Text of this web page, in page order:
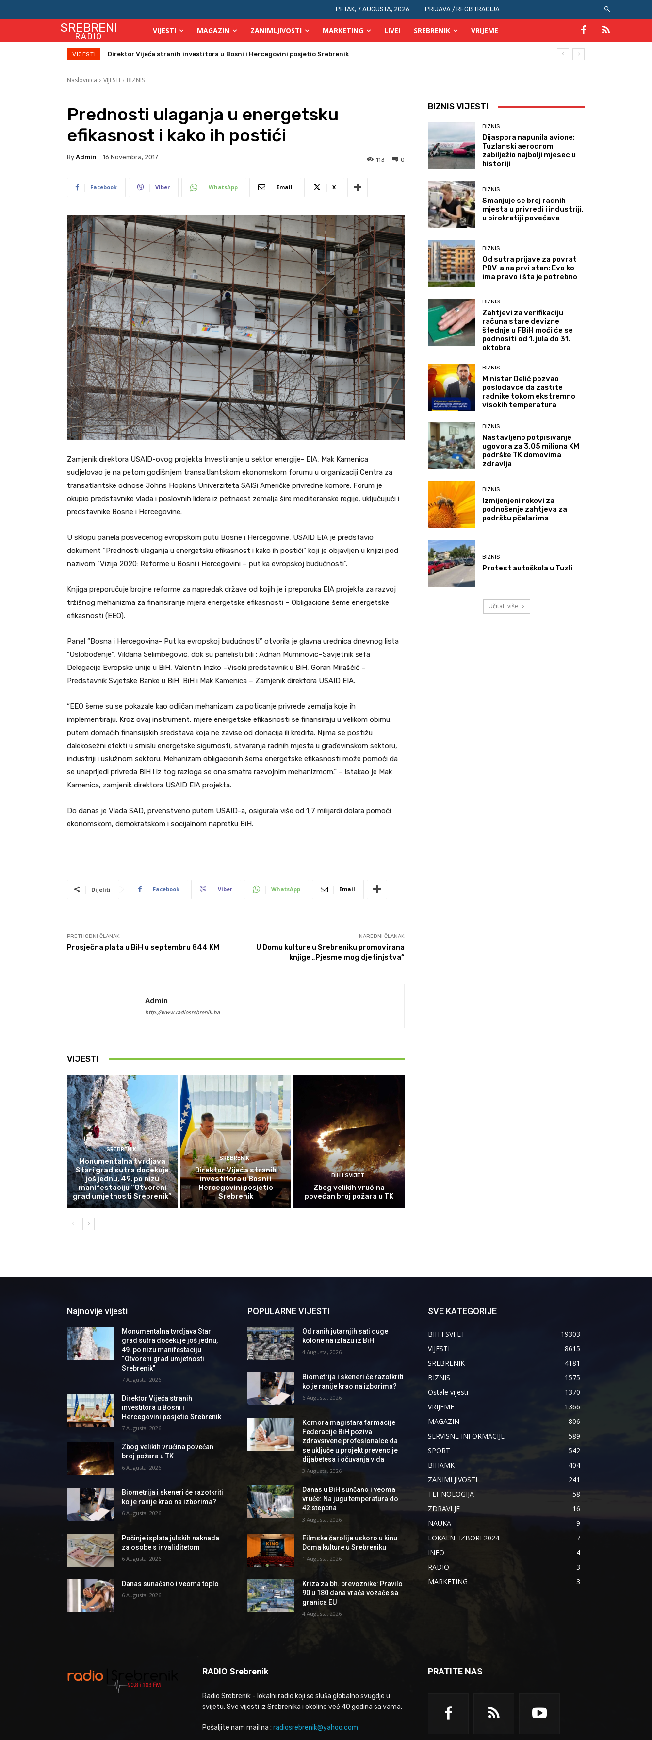
PETAK, 7 AUGUSTA, 2026 PRIJAVA / REGISTRACIJA
SREBRENI
RADIO
VIJESTI MAGAZIN ZANIMLJIVOSTI MARKETING LIVE! SREBRENIK VRIJEME
VIJESTI Zbog velikih vrućina povećan broj požara u TK
Naslovnica VIJESTI BIZNIS
Prednosti ulaganja u energetsku
efikasnost i kako ih postići
By Admin 16 Novembra, 2017 0
113
Facebook Viber WhatsApp Email X
Zamjenik direktora USAID-ovog projekta Investiranje u sektor energije- EIA, Mak Kamenica
sudjelovao je na petom godišnjem transatlantskom ekonomskom forumu u organizaciji Centra za
transatlantske odnose Johns Hopkins Univerziteta SAISi Američke privredne komore. Forum je
okupio predstavnike vlada i poslovnih lidera iz petnaest zemalja šire mediteranske regije, uključujući i
predstavnike Bosne i Hercegovine.
U sklopu panela posvećenog evropskom putu Bosne i Hercegovine, USAID EIA je predstavio
dokument “Prednosti ulaganja u energetsku efikasnost i kako ih postići” koji je objavljen u knjizi pod
nazivom “Vizija 2020: Reforme u Bosni i Hercegovini – put ka evropskoj budućnosti“.
Knjiga preporučuje brojne reforme za napredak države od kojih je i preporuka EIA projekta za razvoj
tržišnog mehanizma za finansiranje mjera energetske efikasnosti – Obligacione šeme energetske
efikasnosti (EEO).
Panel “Bosna i Hercegovina- Put ka evropskoj budućnosti” otvorila je glavna urednica dnevnog lista
“Oslobođenje”, Vildana Selimbegović, dok su panelisti bili : Adnan Muminović–Savjetnik šefa
Delegacije Evropske unije u BiH, Valentin Inzko –Visoki predstavnik u BiH, Goran Miraščić –
Predstavnik Svjetske Banke u BiH BiH i Mak Kamenica – Zamjenik direktora USAID EIA.
“EEO šeme su se pokazale kao odličan mehanizam za poticanje privrede zemalja koje ih
implementiraju. Kroz ovaj instrument, mjere energetske efikasnosti se finansiraju u velikom obimu,
putem domaćih finansijskih sredstava koja ne zavise od donacija ili kredita. Njima se postižu
dalekosežni efekti u smislu energetske sigurnosti, stvaranja radnih mjesta u građevinskom sektoru,
industriji i uslužnom sektoru. Mehanizam obligacionih šema energetske efikasnosti može pomoći da
se unaprijedi privreda BiH i iz tog razloga se ona smatra razvojnim mehanizmom.” – istakao je Mak
Kamenica, zamjenik direktora USAID EIA projekta.
Do danas je Vlada SAD, prvenstveno putem USAID-a, osigurala više od 1,7 milijardi dolara pomoći
ekonomskom, demokratskom i socijalnom napretku BiH.
Dijeliti Facebook Viber WhatsApp Email
PRETHODNI ČLANAK
Prosječna plata u BiH u septembru 844 KM
NAREDNI ČLANAK
U Domu kulture u Srebreniku promovirana
knjige „Pjesme mog djetinjstva“
Admin
http://www.radiosrebrenik.ba
VIJESTI
SREBRENIK
Monumentalna tvrdjava
Stari grad sutra dočekuje
još jednu, 49. po nizu
manifestaciju “Otvoreni
grad umjetnosti Srebrenik”
SREBRENIK
Direktor Vijeća stranih
investitora u Bosni i
Hercegovini posjetio
Srebrenik
BIH I SVIJET
Zbog velikih vrućina
povećan broj požara u TK
BIZNIS VIJESTI
BIZNIS
Dijaspora napunila avione:
Tuzlanski aerodrom
zabilježio najbolji mjesec u
historiji
BIZNIS
Smanjuje se broj radnih
mjesta u privredi i industriji,
u birokratiji povećava
BIZNIS
Od sutra prijave za povrat
PDV-a na prvi stan: Evo ko
ima pravo i šta je potrebno
BIZNIS
Zahtjevi za verifikaciju
računa stare devizne
štednje u FBiH moći će se
podnositi od 1. jula do 31.
oktobra
BIZNIS
Ministar Delić pozvao
poslodavce da zaštite
radnike tokom ekstremno
visokih temperatura
BIZNIS
Nastavljeno potpisivanje
ugovora za 3,05 miliona KM
podrške TK domovima
zdravlja
BIZNIS
Izmijenjeni rokovi za
podnošenje zahtjeva za
podršku pčelarima
BIZNIS
Protest autoškola u Tuzli
Učitati više
Najnovije vijesti
Monumentalna tvrdjava Stari
grad sutra dočekuje još jednu,
49. po nizu manifestaciju
“Otvoreni grad umjetnosti
Srebrenik”
7 Augusta, 2026
Direktor Vijeća stranih
investitora u Bosni i
Hercegovini posjetio Srebrenik
7 Augusta, 2026
Zbog velikih vrućina povećan
broj požara u TK
6 Augusta, 2026
Biometrija i skeneri će razotkriti
ko je ranije krao na izborima?
6 Augusta, 2026
Počinje isplata julskih naknada
za osobe s invaliditetom
6 Augusta, 2026
Danas sunačano i veoma toplo
6 Augusta, 2026
POPULARNE VIJESTI
Od ranih jutarnjih sati duge
kolone na izlazu iz BiH
4 Augusta, 2026
Biometrija i skeneri će razotkriti
ko je ranije krao na izborima?
6 Augusta, 2026
Komora magistara farmacije
Federacije BiH poziva
zdravstvene profesionalce da
se uključe u projekt prevencije
dijabetesa i očuvanja vida
3 Augusta, 2026
Danas u BiH sunčano i veoma
vruće: Na jugu temperatura do
42 stepena
3 Augusta, 2026
Filmske čarolije uskoro u kinu
Doma kulture u Srebreniku
1 Augusta, 2026
Kriza za bh. prevoznike: Pravilo
90 u 180 dana vraća vozače sa
granica EU
4 Augusta, 2026
SVE KATEGORIJE
BIH I SVIJET
19303
VIJESTI
8615
SREBRENIK
4181
BIZNIS
1575
Ostale vijesti
1370
VRIJEME
1366
MAGAZIN
806
SERVISNE INFORMACIJE
589
SPORT
542
BIHAMK
404
ZANIMLJIVOSTI
241
TEHNOLOGIJA
58
ZDRAVLJE
16
NAUKA
9
LOKALNI IZBORI 2024.
7
INFO
4
RADIO
3
MARKETING
3
RADIO Srebrenik
Radio Srebrenik - lokalni radio koji se sluša globalno svugdje u
svijetu. Sve vijesti iz Srebrenika i okoline već 40 godina sa vama.
Pošaljite nam mail na : radiosrebrenik@yahoo.com
PRATITE NAS